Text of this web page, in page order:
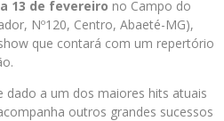
13 de fevereiro no Campo do
Nº120, Centro, Abaeté-MG),
que contará com um repertório
dado a um dos maiores hits atuais
outros grandes sucessos